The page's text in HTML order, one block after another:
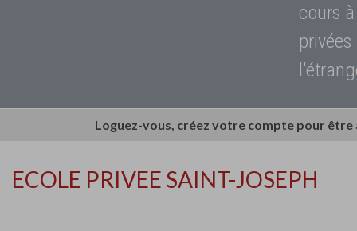
cours
Loguez-vous, créez votre compte pour
ECOLE PRIVEE SAINT-JOSEPH